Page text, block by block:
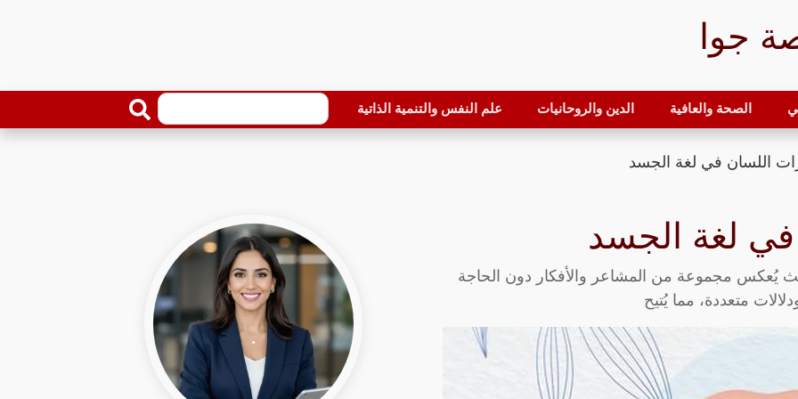
جوا
الصحة والعافية الدين والروحانيات علم النفس والتنمية الذاتية
اللسان في لغة الجسد
لغة الجسد
حيث يُعكس مجموعة من المشاعر والأفكار دون الحاجة
متعددة، مما يُتيح